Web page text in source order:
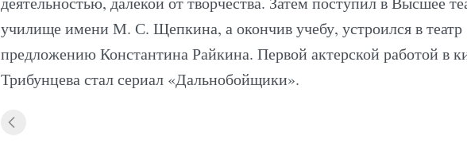
училище имени М. С. Щепкина, а окончив учебу, устроился в театр
предложению Константина Райкина. Первой актерской работой в
Трибунцева стал сериал «Дальнобойщики».